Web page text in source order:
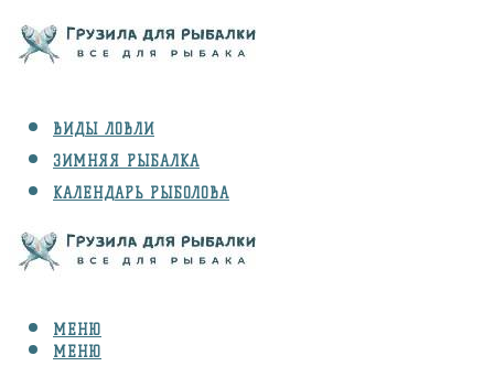
ВИДЫ ЛОВЛИ
ЗИМНЯЯ РЫБАЛКА
КАЛЕНДАРЬ РЫБОЛОВА
СНАРЯЖЕНИЕ
МЕНЮ
МЕНЮ